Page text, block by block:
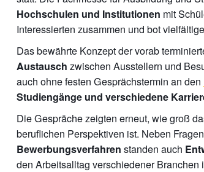
Hochschulen und Institutionen mit
Interessierten zusammen und bot
Das bewährte Konzept der vorab
Austausch zwischen Ausstellern und
auch ohne festen Gesprächstermin an den
Studiengänge und verschiedene
Die Gespräche zeigten erneut, wie groß
beruflichen Perspektiven ist. Neben
Bewerbungsverfahren standen auch
den Arbeitsalltag verschiedener Branchen